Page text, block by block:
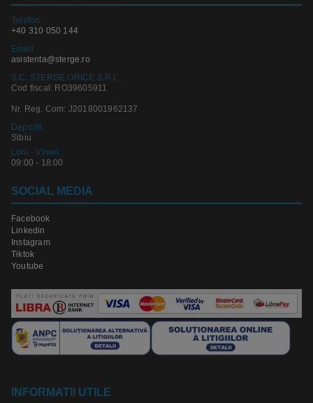
Telefon:
+40 310 050 144
Email
asistenta@sterge.ro
S.C. STERGE ORICE S.R.L.
Cod fiscal: RO39605911
Nr. Reg. Com: J2018001962137
Depozit:
Sibiu
Luni - Vineri:
09:00 - 18:00
SOCIAL MEDIA
Facebook
Linkedin
Instagram
Tiktok
Youtube
INFORMATII UTILE